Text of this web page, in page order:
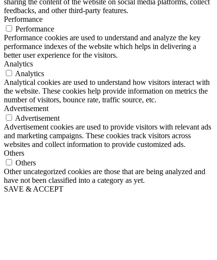
sharing the content of the website on social media platforms, collect
feedbacks, and other third-party features.
Performance
Performance
Performance cookies are used to understand and analyze the key
performance indexes of the website which helps in delivering a
better user experience for the visitors.
Analytics
Analytics
Analytical cookies are used to understand how visitors interact with
the website. These cookies help provide information on metrics the
number of visitors, bounce rate, traffic source, etc.
Advertisement
Advertisement
Advertisement cookies are used to provide visitors with relevant ads
and marketing campaigns. These cookies track visitors across
websites and collect information to provide customized ads.
Others
Others
Other uncategorized cookies are those that are being analyzed and
have not been classified into a category as yet.
SAVE & ACCEPT